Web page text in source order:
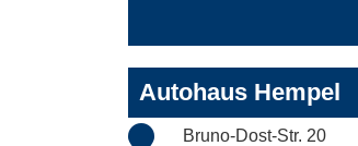
Autohaus Hempel
Bruno-Dost-Str. 20